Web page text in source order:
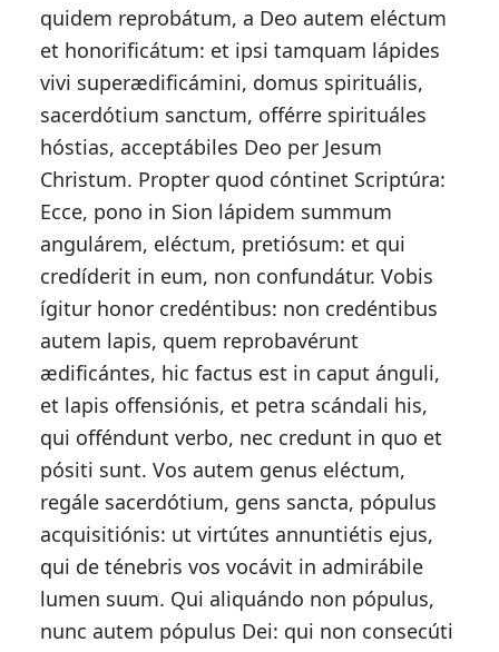
quidem reprobátum, a Deo autem eléctum
et honorificátum: et ipsi tamquam lápides
vivi superædificámini, domus spirituális,
sacerdótium sanctum, offérre spirituáles
hóstias, acceptábiles Deo per Jesum
Christum. Propter quod cóntinet Scriptúra:
Ecce, pono in Sion lápidem summum
angulárem, eléctum, pretiósum: et qui
credíderit in eum, non confundátur. Vobis
ígitur honor credéntibus: non credéntibus
autem lapis, quem reprobavérunt
ædificántes, hic factus est in caput ánguli,
et lapis offensiónis, et petra scándali his,
qui offéndunt verbo, nec credunt in quo et
pósiti sunt. Vos autem genus eléctum,
regále sacerdótium, gens sancta, pópulus
acquisitiónis: ut virtútes annuntiétis ejus,
qui de ténebris vos vocávit in admirábile
lumen suum. Qui aliquándo non pópulus,
nunc autem pópulus Dei: qui non consecúti